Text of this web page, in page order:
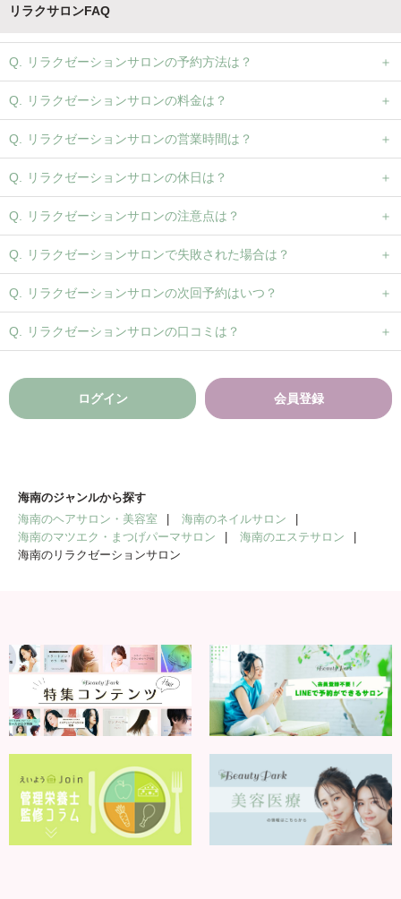
リラクサロンFAQ
リラクゼーションサロンの予約方法は？
リラクゼーションサロンの料金は？
リラクゼーションサロンの営業時間は？
リラクゼーションサロンの休日は？
リラクゼーションサロンの注意点は？
リラクゼーションサロンで失敗された場合は？
リラクゼーションサロンの次回予約はいつ？
リラクゼーションサロンの口コミは？
ログイン 会員登録
海南のジャンルから探す
海南のヘアサロン・美容室
海南のネイルサロン
海南のマツエク・まつげパーマサロン
海南のエステサロン
海南のリラクゼーションサロン